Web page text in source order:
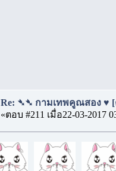
Re: ➴➴ กามเทพคูณสอง ♥ [
«ตอบ #211 เมื่อ22-03-2017